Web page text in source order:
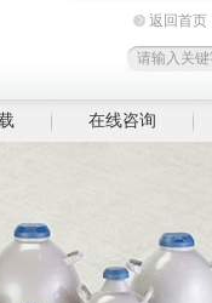
返回首页
在线咨询